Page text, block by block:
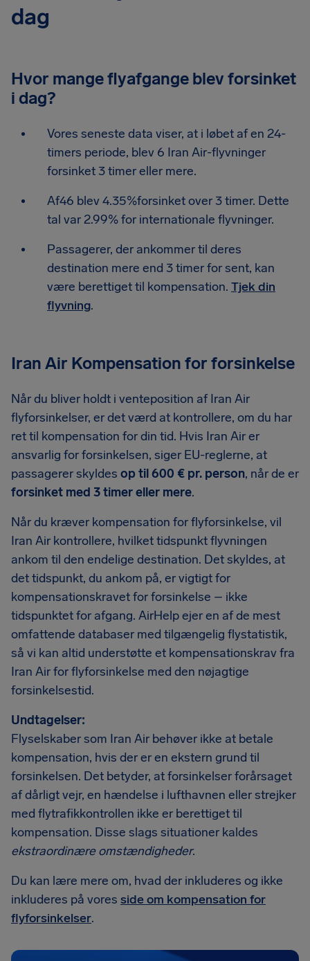
dag
Hvor mange flyafgange blev forsinket
i dag?
Vores seneste data viser, at i løbet af en 24-
timers periode, blev 6 Iran Air-flyvninger
forsinket 3 timer eller mere.
Af46 blev 4.35%forsinket over 3 timer. Dette
tal var 2.99% for internationale flyvninger.
Passagerer, der ankommer til deres
destination mere end 3 timer for sent, kan
være berettiget til kompensation. Tjek din
flyvning.
Iran Air Kompensation for forsinkelse
Når du bliver holdt i venteposition af Iran Air
flyforsinkelser, er det værd at kontrollere, om du har
ret til kompensation for din tid. Hvis Iran Air er
ansvarlig for forsinkelsen, siger EU-reglerne, at
passagerer skyldes op til 600 € pr. person, når de er
forsinket med 3 timer eller mere.
Når du kræver kompensation for flyforsinkelse, vil
Iran Air kontrollere, hvilket tidspunkt flyvningen
ankom til den endelige destination. Det skyldes, at
det tidspunkt, du ankom på, er vigtigt for
kompensationskravet for forsinkelse – ikke
tidspunktet for afgang. AirHelp ejer en af de mest
omfattende databaser med tilgængelig flystatistik,
så vi kan altid understøtte et kompensationskrav fra
Iran Air for flyforsinkelse med den nøjagtige
forsinkelsestid.
Undtagelser:
Flyselskaber som Iran Air behøver ikke at betale
kompensation, hvis der er en ekstern grund til
forsinkelsen. Det betyder, at forsinkelser forårsaget
af dårligt vejr, en hændelse i lufthavnen eller strejker
med flytrafikkontrollen ikke er berettiget til
kompensation. Disse slags situationer kaldes
ekstraordinære omstændigheder.
Du kan lære mere om, hvad der inkluderes og ikke
inkluderes på vores side om kompensation for
flyforsinkelser.